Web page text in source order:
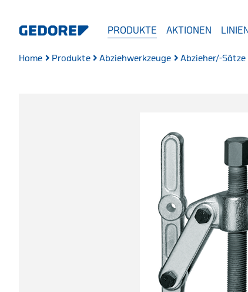
PRODUKTE AKTIONEN
Home Produkte Abziehwerkzeuge Abzieher/-Sätze